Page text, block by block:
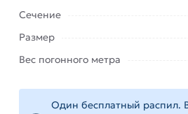
Это популярный вид трубной
который отличается
долговечностью. Они
штрипсов или ленты методом
Соединение выполняется
электросварки с созданием
Сечение
Размер
Вес погонного метра
Один бесплатный распил.